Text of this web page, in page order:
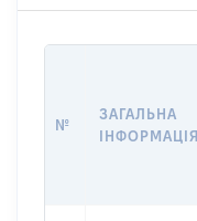
№
ЗАГАЛЬНА
ІНФОРМАЦІЯ